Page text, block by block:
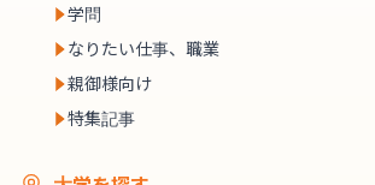
学問
なりたい仕事、職業
親御様向け
特集記事